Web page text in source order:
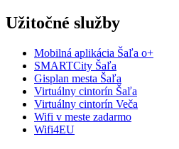
Užitočné služby
Mobilná aplikácia Šaľa o+
SMARTCity Šaľa
Gisplan mesta Šaľa
Virtuálny cintorín Šaľa
Virtuálny cintorín Veča
Wifi v meste zadarmo
Wifi4EU